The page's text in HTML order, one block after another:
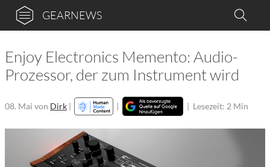
GEARNEWS
Enjoy Electronics Memento: Audio-
Prozessor, der zum Instrument wird
08. Mai von Dirk | | | Lesezeit: 2 Min